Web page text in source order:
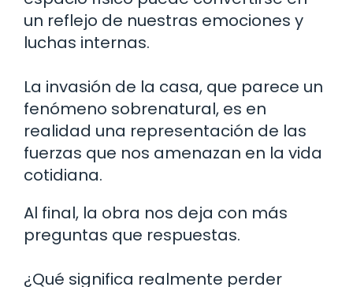
un reflejo de nuestras emociones y
luchas internas.
La invasión de la casa, que parece un
fenómeno sobrenatural, es en
realidad una representación de las
fuerzas que nos amenazan en la vida
cotidiana.
Al final, la obra nos deja con más
preguntas que respuestas.
¿Qué significa realmente perder